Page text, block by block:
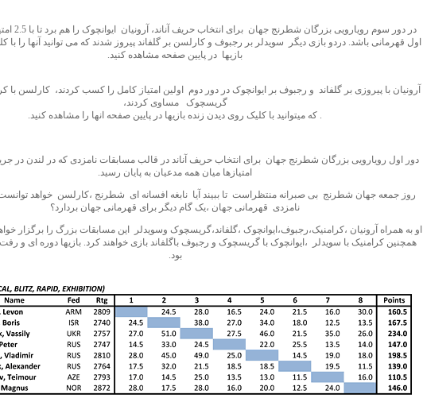
اول قهرمانی باشد. دردو بازی دیگر سویدلر بر رجبوف و کارلسن بر گلفاند پیروز شدند که می توانید آنها را با
بازیها در پایین صفحه مشاهده کنید.
آرونیان با پیروزی بر گلفاند و رجبوف بر ایوانچوک در دور دوم اولین امتیاز کامل را کسب کردند، کارلسن با
گریسچوک مساوی کردند،
. که میتوانید با کلیک روی دیدن زنده بازیها در پایین صفحه انها را مشاهده کنید.
دور اول رویارویی بزرگان شطرنج جهان برای انتخاب حریف آناند در قالب مسابقات نامزدی که در لندن در
امتیازها میان همه مدعیان به پایان رسید.
روز جمعه جهان شطرنج بی صبرانه منتظراست تا ببیند آیا نابغه افسانه ای شطرنج ،کارلسن خواهد توانست
نامزدی قهرمانی جهان ،یک گام دیگر برای قهرمانی جهان بردارد؟
او به همراه آرونیان ،کرامنیک،رجبوف،ایوانچوک ،گلفاند،گریسچوک وسویدلر این مسابقات بزرگ را برگزار
همچنین کرامنیک با سویدلر ،ایوانچوک با گریسچوک و رجبوف باگلفاند بازی خواهند کرد. بازیها دوره ای و
بود.